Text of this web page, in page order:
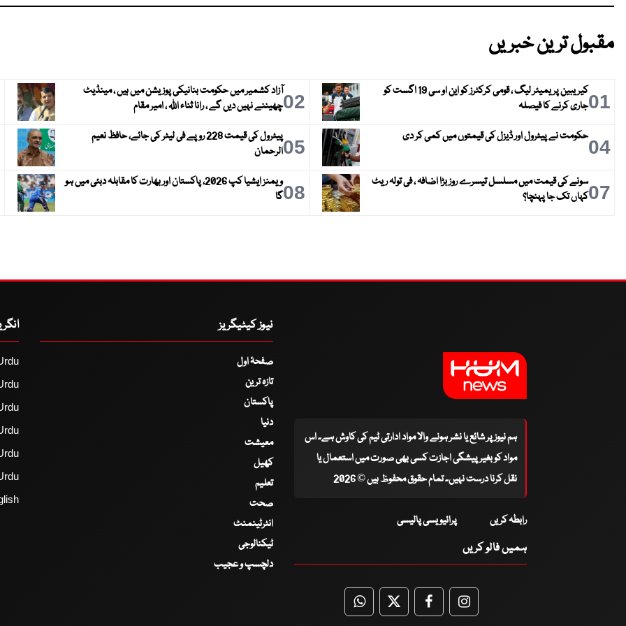
مقبول ترین خبریں
01
کیریبین پریمیئر لیگ ، قومی کرکٹرز کو این او سی 19 اگست کو
جاری کرنے کا فیصلہ
02آزاد کشمیر میں حکومت بنانیکی پوزیشن میں ہیں ، مینڈیٹ
چھیننے نہیں دیں گے ، رانا ثناء اللہ ، امیر مقام
04حکومت نے پیٹرول اور ڈیزل کی قیمتوں میں کمی کر دی 05
پیٹرول کی قیمت 228 روپے فی لیٹر کی جائے، حافظ نعیم
الرحمان
07سونے کی قیمت میں مسلسل تیسرے روز بڑا اضافہ ، فی تولہ ریٹ
کہاں تک جا پہنچا؟
08
ویمنز ایشیا کپ 2026، پاکستان اور بھارت کا مقابلہ دبئی میں ہو
گا
ہم نیوز پر شائع یا نشر ہونے والا مواد ادارتی ٹیم کی کاوش ہے۔ اس
مواد کو بغیر پیشگی اجازت کسی بھی صورت میں استعمال یا
نقل کرنا درست نہیں۔ تمام حقوق محفوظ ہیں © 2026
رابطہ کریں پرائیویسی پالیسی
ہمیں فالو کریں
WhatsApp
TwitterFacebookFacebook
نیوز کیٹیگریز
صفحۂ اول
تازہ ترین
پاکستان
دنیا
معیشت
کھیل
تعلیم
صحت
انٹرٹینمنٹ
ٹیکنالوجی
دلچسپ و عجیب